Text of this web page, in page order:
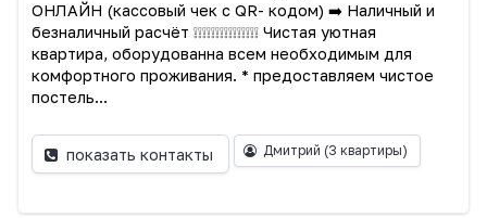
ОНЛАЙН (кассовый чек с QR- кодом) ➡️ Наличный и
безналичный расчёт ❕❕❕❕❕❕❕❕❕❕❕❕❕❕❕ Чистая уютная
квартира, оборудованна всем необходимым для
комфортного проживания. * предоставляем чистое
постель...
показать контакты Дмитрий (3 квартиры)